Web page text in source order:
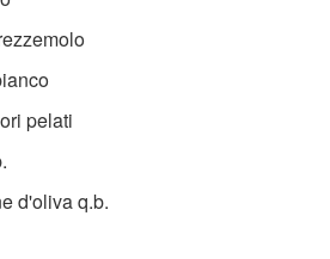
pelati
d'oliva q.b.